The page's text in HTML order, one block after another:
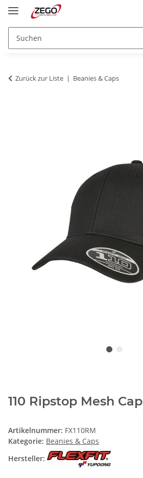
Zurück zur Liste Beanies & Caps
110 Ripstop Mesh Cap
Artikelnummer: FX110RM
Kategorie: Beanies & Caps
Hersteller: